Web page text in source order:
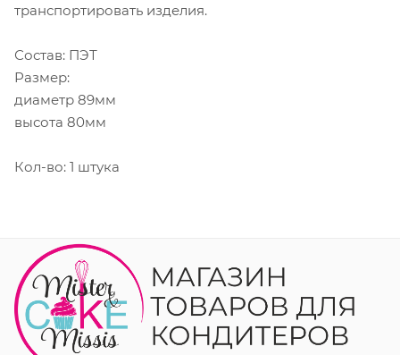
транспортировать изделия.
Состав: ПЭТ
Размер:
диаметр 89мм
высота 80мм
Кол-во: 1 штука